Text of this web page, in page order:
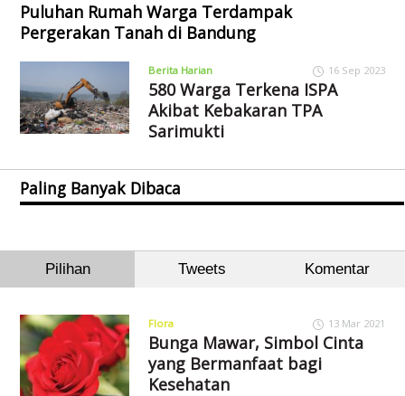
Puluhan Rumah Warga Terdampak
Pergerakan Tanah di Bandung
Berita Harian 16 Sep 2023
580 Warga Terkena ISPA
Akibat Kebakaran TPA
Sarimukti
Paling Banyak Dibaca
Pilihan Tweets Komentar
Flora 13 Mar 2021
Bunga Mawar, Simbol Cinta
yang Bermanfaat bagi
Kesehatan